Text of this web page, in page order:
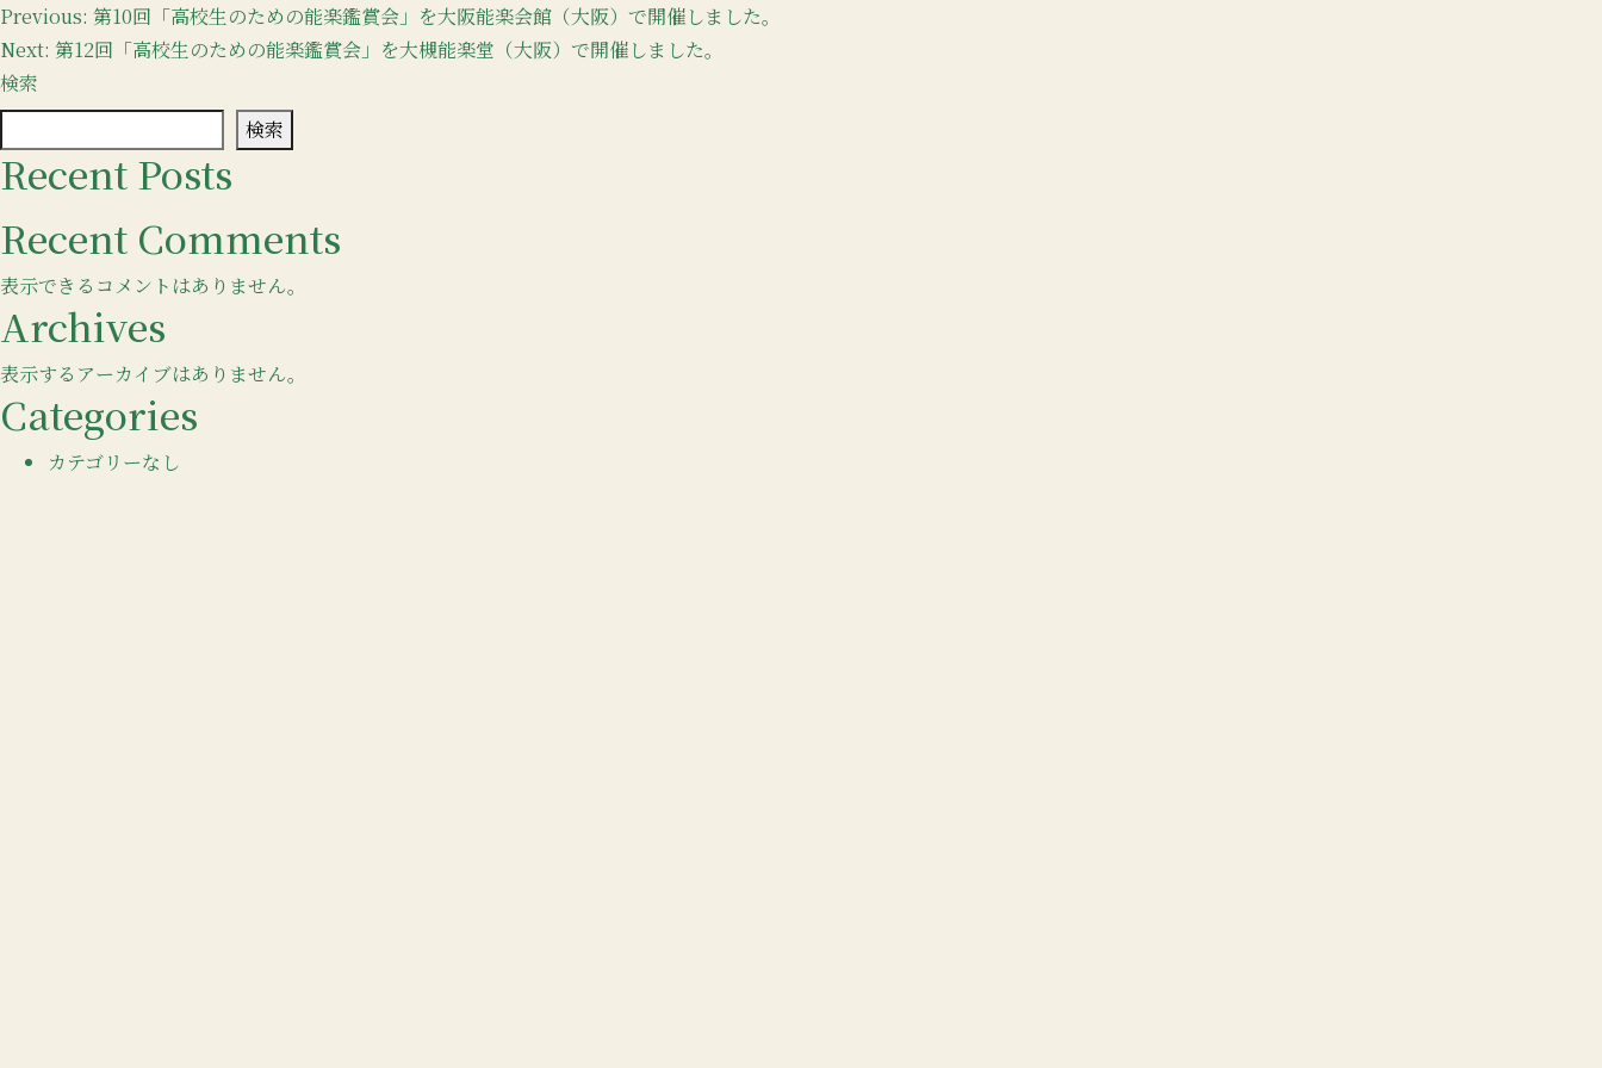
投
稿
ナ
ビ
ゲ
ー
シ
ョ
ン
Previous: 第10回「高校生のための能楽鑑賞会」を大阪能楽会館（大阪）で開催しました。
Next: 第12回「高校生のための能楽鑑賞会」を大槻能楽堂（大阪）で開催しました。
検索
検索
Recent Posts
Recent Comments
表示できるコメントはありません。
Archives
表示するアーカイブはありません。
Categories
カテゴリーなし